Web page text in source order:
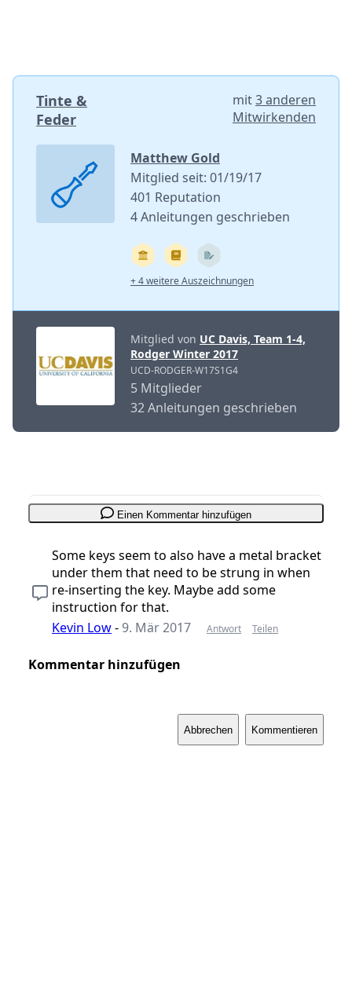
Tinte &
Feder
mit3 anderen
Mitwirkenden
Matthew Gold
Mitglied seit: 01/19/17
401 Reputation
4 Anleitungen geschrieben
+ 4 weitere Auszeichnungen
Mitglied von UC Davis, Team 1-4,
Rodger Winter 2017
UCD-RODGER-W17S1G4
5 Mitglieder
32 Anleitungen geschrieben
Einen Kommentar hinzufügen
Some keys seem to also have a metal bracket
under them that need to be strung in when
re-inserting the key. Maybe add some
instruction for that.
Kevin Low-9. Mär 2017 Antwort Teilen
Kommentar hinzufügen
Abbrechen Kommentieren